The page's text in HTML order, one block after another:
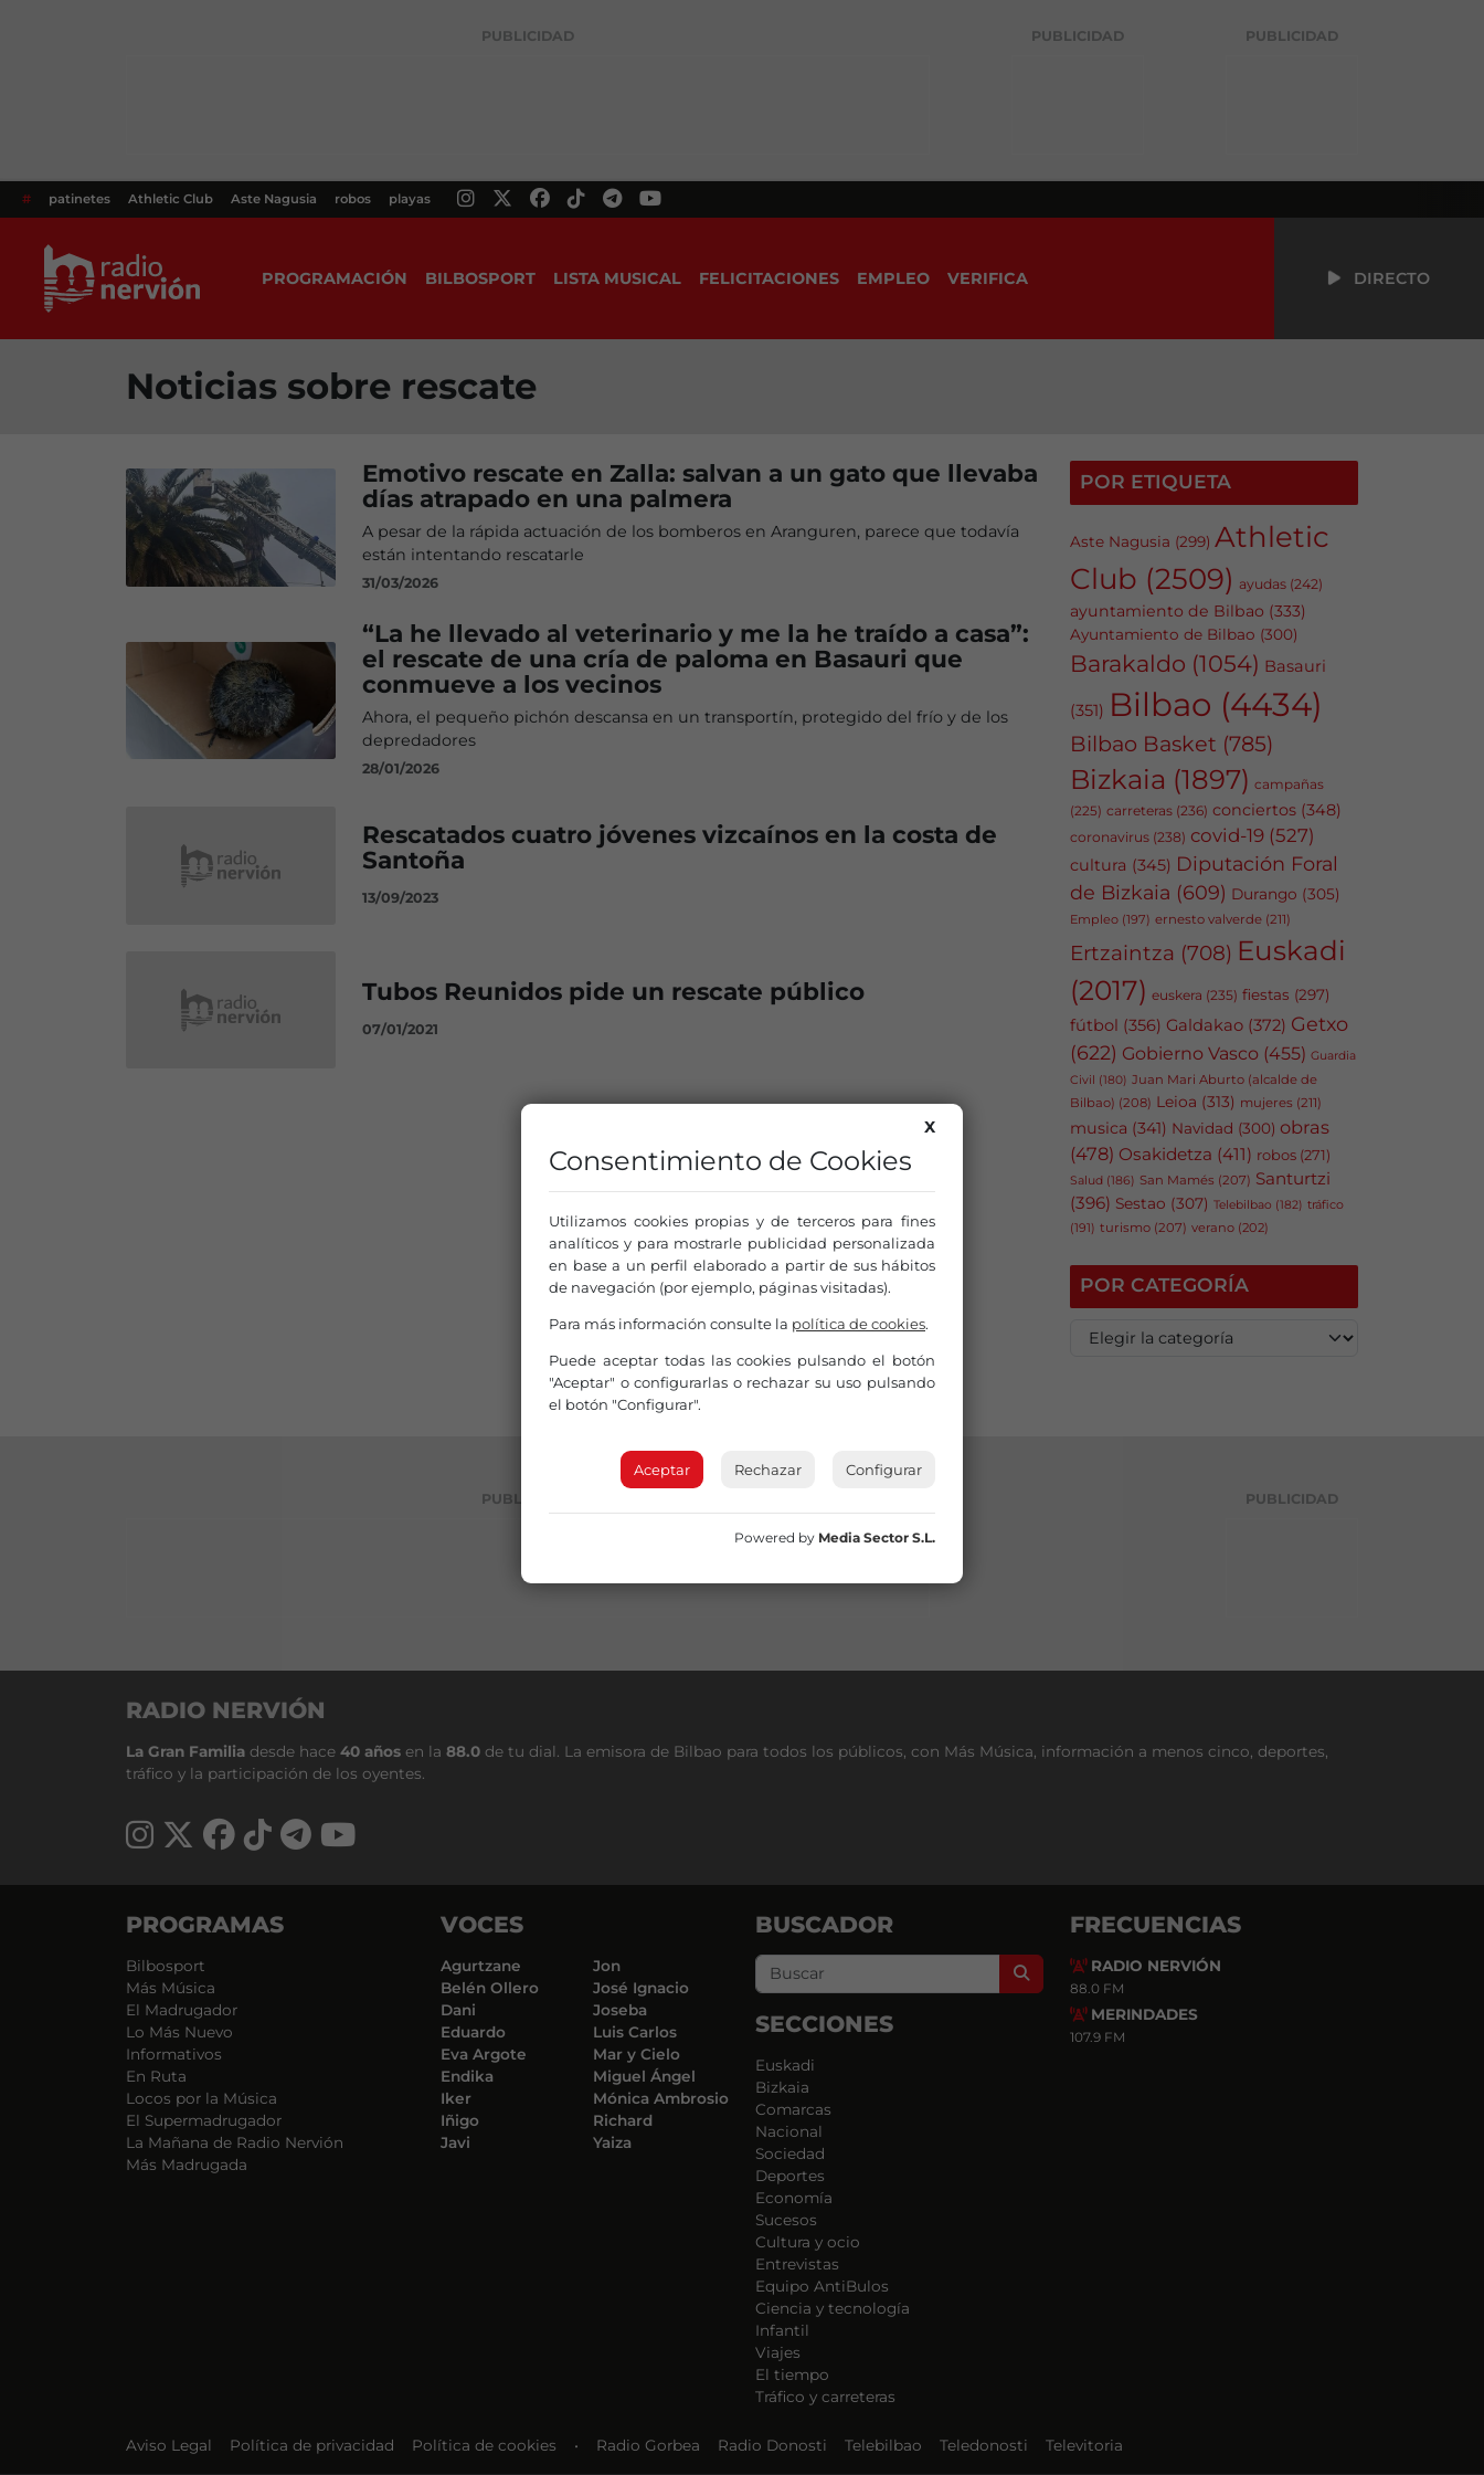
PUBLICIDAD PUBLICIDAD PUBLICIDAD
# patinetes Athletic Club Aste Nagusia robos playas
PROGRAMACIÓN BILBOSPORT LISTA MUSICAL FELICITACIONES EMPLEO VERIFICA DIRECTO
Noticias sobre rescate
Emotivo rescate en Zalla: salvan a un gato que llevaba
días atrapado en una palmera
A pesar de la rápida actuación de los bomberos en Aranguren, parece que todavía
están intentando rescatarle
31/03/2026
“La he llevado al veterinario y me la he traído a casa”:
el rescate de una cría de paloma en Basauri que
conmueve a los vecinos
Ahora, el pequeño pichón descansa en un transportín, protegido del frío y de los
depredadores
28/01/2026
Rescatados cuatro jóvenes vizcaínos en la costa de
Santoña
13/09/2023
Tubos Reunidos pide un rescate público
07/01/2021
POR ETIQUETA
Aste Nagusia (299) Athletic
Club (2509) ayudas (242)
ayuntamiento de Bilbao (333)
Ayuntamiento de Bilbao (300)
Barakaldo (1054) Basauri
(351) Bilbao (4434)
Bilbao Basket (785)
Bizkaia (1897) campañas
(225) carreteras (236) conciertos (348)
coronavirus (238) covid-19 (527)
cultura (345) Diputación Foral
de Bizkaia (609) Durango (305)
Empleo (197) ernesto valverde (211)
Ertzaintza (708) Euskadi
(2017) euskera (235) fiestas (297)
fútbol (356) Galdakao (372) Getxo
(622) Gobierno Vasco (455) Guardia
Civil (180) Juan Mari Aburto (alcalde de
Bilbao) (208) Leioa (313) mujeres (211)
musica (341) Navidad (300) obras
(478) Osakidetza (411) robos (271)
Salud (186) San Mamés (207) Santurtzi
(396) Sestao (307) Telebilbao (182) tráfico
(191) turismo (207) verano (202)
POR CATEGORÍA
PUBLICIDAD PUBLICIDAD
RADIO NERVIÓN
La Gran Familia desde hace 40 años en la 88.0 de tu dial. La emisora de Bilbao para todos los públicos, con Más Música, información a menos cinco, deportes,
tráfico y la participación de los oyentes.
PROGRAMAS
Bilbosport
Más Música
El Madrugador
Lo Más Nuevo
Informativos
En Ruta
Locos por la Música
El Supermadrugador
La Mañana de Radio Nervión
Más Madrugada
VOCES
Agurtzane
Belén Ollero
Dani
Eduardo
Eva Argote
Endika
Iker
Iñigo
Javi
Jon
José Ignacio
Joseba
Luis Carlos
Mar y Cielo
Miguel Ángel
Mónica Ambrosio
Richard
Yaiza
BUSCADOR
Search
SECCIONES
Euskadi
Bizkaia
Comarcas
Nacional
Sociedad
Deportes
Economía
Sucesos
Cultura y ocio
Entrevistas
Equipo AntiBulos
Ciencia y tecnología
Infantil
Viajes
El tiempo
Tráfico y carreteras
FRECUENCIAS
RADIO NERVIÓN
88.0 FM
MERINDADES
107.9 FM
Aviso Legal Política de privacidad Política de cookies • Radio Gorbea Radio Donosti Telebilbao Teledonosti Televitoria
X
Consentimiento de Cookies
Utilizamos cookies propias y de terceros para fines
analíticos y para mostrarle publicidad personalizada
en base a un perfil elaborado a partir de sus hábitos
de navegación (por ejemplo, páginas visitadas).
Para más información consulte la política de cookies.
Puede aceptar todas las cookies pulsando el botón
"Aceptar" o configurarlas o rechazar su uso pulsando
el botón "Configurar".
Aceptar Rechazar Configurar
Powered by Media Sector S.L.